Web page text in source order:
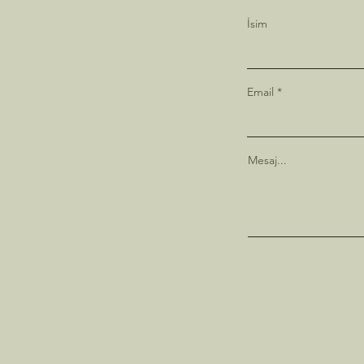
İsim
Email
Mesaj...